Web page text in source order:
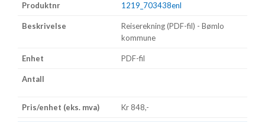
1219_703438enl
Reiserekning (PDF-fil) - Bømlo
kommune
PDF-fil
Kr 848,-